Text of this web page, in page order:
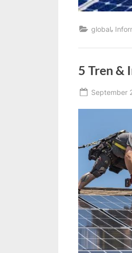
global,
5 Tren &
Posted
September